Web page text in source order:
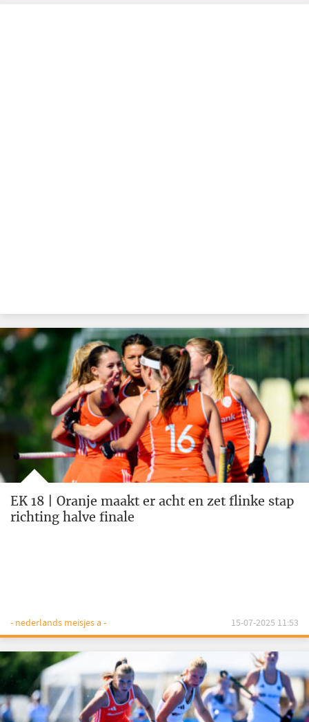
EK 18 | Oranje maakt er acht en zet flinke stap
richting halve finale
- nederlands meisjes a - 15-07-2025 11:53